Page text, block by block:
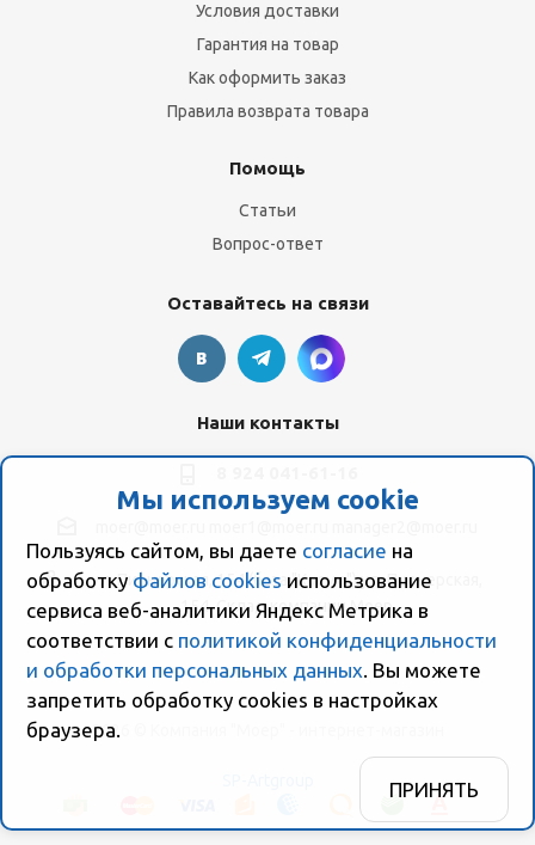
Мы используем cookie
Пользуясь сайтом, вы даете согласие на
обработку файлов cookies использование
сервиса веб-аналитики Яндекс Метрика в
соответствии с политикой конфиденциальности
и обработки персональных данных. Вы можете
запретить обработку сookies в настройках
браузера.
ПРИНЯТЬ
Условия доставки
Гарантия на товар
Как оформить заказ
Правила возврата товара
Помощь
Статьи
Вопрос-ответ
Оставайтесь на связи
Наши контакты
ул. Пионерская, 154 (база "Космо") ул. Пионерская,
154, Склад компании Моер
2026 © Компания "Моер" - интернет-магазин